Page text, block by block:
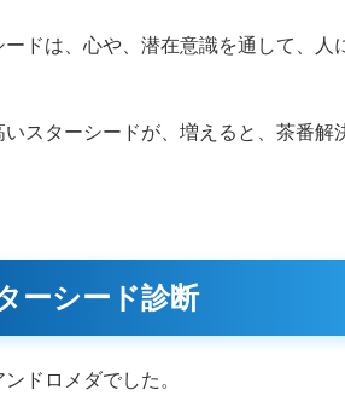
ードは、心や、潜在意識を通して、人
スターシードが、増えると、茶番解
ーシード診断
ドロメダでした。